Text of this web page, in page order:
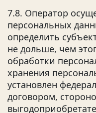
7.8. Оператор
персональных
определить
не дольше, чем
обработки
хранения
установлен
договором,